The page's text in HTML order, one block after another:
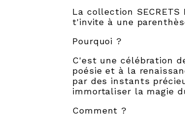
La collection
t'invite à une
Pourquoi ?
C'est une célébration
poésie et à la
par des instants
immortaliser la magie
Comment ?